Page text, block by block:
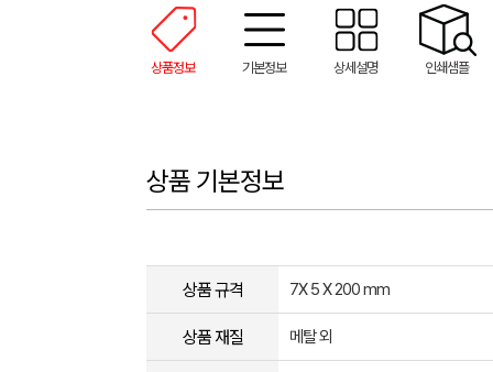
상품정보 기본정보 상세설명 인쇄샘플
상품 기본정보
상품 규격 7X 5 X 200 mm
상품 재질 메탈 외